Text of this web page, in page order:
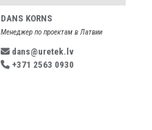
DANS KORNS
Менеджер по проектам в Латвии
dans@uretek.lv
+371 2563 0930